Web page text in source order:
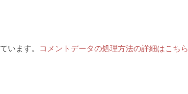
います。 コメントデータの処理方法の詳細はこちら